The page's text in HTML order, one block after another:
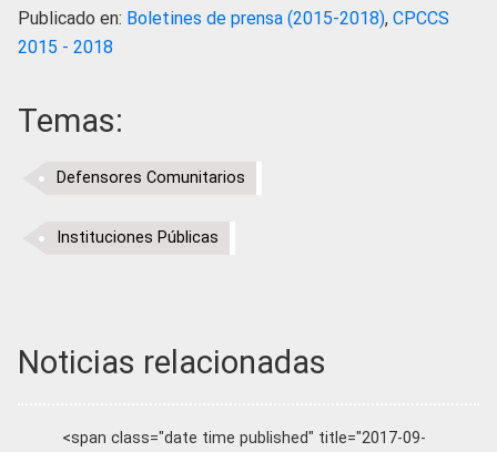
Publicado en: Boletines de prensa (2015-2018), CPCCS
2015 - 2018
Temas:
Defensores Comunitarios
Instituciones Públicas
Noticias relacionadas
<span class="date time published" title="2017-09-